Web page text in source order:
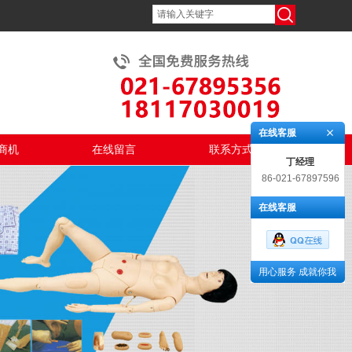
机 在线留言 联系方式
在线客服
丁经理
86-021-67897596
在线客服
用心服务 成就你我